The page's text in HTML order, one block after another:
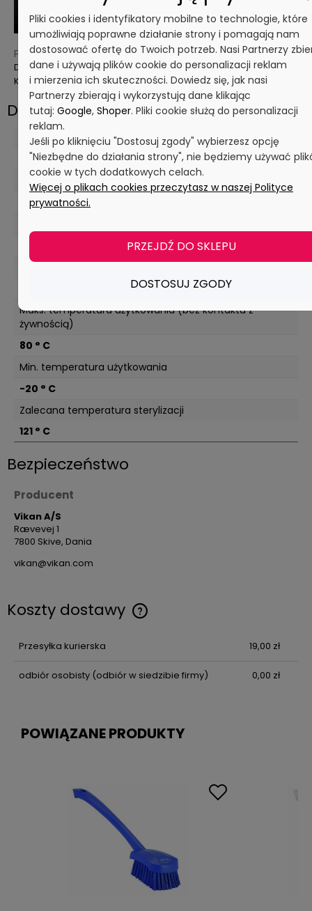
Pliki do pobrania:
Deklaracja zgodności
Karta produktu
Dane techniczne
Maks. wartość pH w stężeniu użytkowym
10,5 pH
Min. wartość pH w stężeniu użytkowym
2 pH
Maks. temperatura użytkowania (kontakt z żywnością)
Maks. temperatura użytkowania (bez kontaktu z
żywnością)
80 ° C
Min. temperatura użytkowania
-20 ° C
Zalecana temperatura sterylizacji
121 ° C
Bezpieczeństwo
Producent
Vikan A/S
Rævevej 1
7800 Skive, Dania
vikan@vikan.com
Koszty dostawy
Przesyłka kurierska 19,00 zł
odbiór osobisty(odbiór w siedzibie firmy) 0,00 zł
POWIĄZANE PRODUKTY
Pliki cookies i identyfikatory mobilne to technologie, które
umożliwiają poprawne działanie strony i pomagają nam
dostosować ofertę do Twoich potrzeb. Nasi Partnerzy
dane i używają plików cookie do personalizacji reklam
i mierzenia ich skuteczności. Dowiedz się, jak nasi
Partnerzy zbierają i wykorzystują dane klikając
tutaj: Google, Shoper. Pliki cookie służą do personalizacji
reklam.
Jeśli po kliknięciu "Dostosuj zgody" wybierzesz opcję
"Niezbędne do działania strony", nie będziemy używać
cookie w tych dodatkowych celach.
Więcej o plikach cookies przeczytasz w naszej Polityce
prywatności.
PRZEJDŹ DO SKLEPU
DOSTOSUJ ZGODY